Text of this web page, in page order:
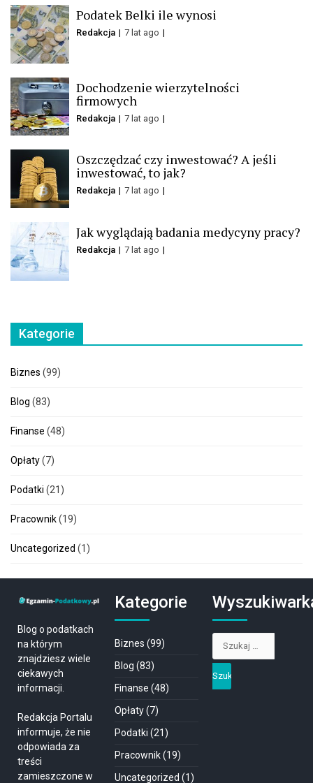
Podatek Belki ile wynosi
Redakcja 7 lat ago
Dochodzenie wierzytelności
firmowych
Redakcja 7 lat ago
Oszczędzać czy inwestować? A jeśli
inwestować, to jak?
Redakcja 7 lat ago
Jak wyglądają badania medycyny pracy?
Redakcja 7 lat ago
Kategorie
Biznes (99)
Blog (83)
Finanse (48)
Opłaty(7)
Podatki (21)
Pracownik(19)
Uncategorized (1)
Blog o podatkach
na którym
znajdziesz wiele
ciekawych
informacji.
Redakcja Portalu
informuje, że nie
odpowiada za
treści
zamieszczone w
Kategorie
Biznes (99)
Blog (83)
Finanse (48)
Opłaty(7)
Podatki (21)
Pracownik(19)
Uncategorized (1)